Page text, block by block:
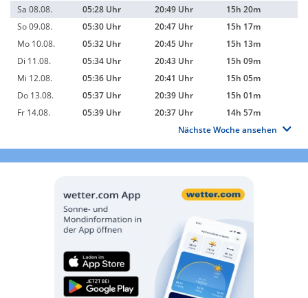
Sa 08.08.
05:28 Uhr 20:49 Uhr
15h 20m
So 09.08.
05:30 Uhr 20:47 Uhr
15h 17m
Mo 10.08.
05:32 Uhr 20:45 Uhr
15h 13m
Di 11.08.
05:34 Uhr 20:43 Uhr
15h 09m
Mi 12.08.
05:36 Uhr 20:41 Uhr
15h 05m
Do 13.08.
05:37 Uhr 20:39 Uhr
15h 01m
Fr 14.08.
05:39 Uhr 20:37 Uhr
14h 57m
Nächste Woche ansehen